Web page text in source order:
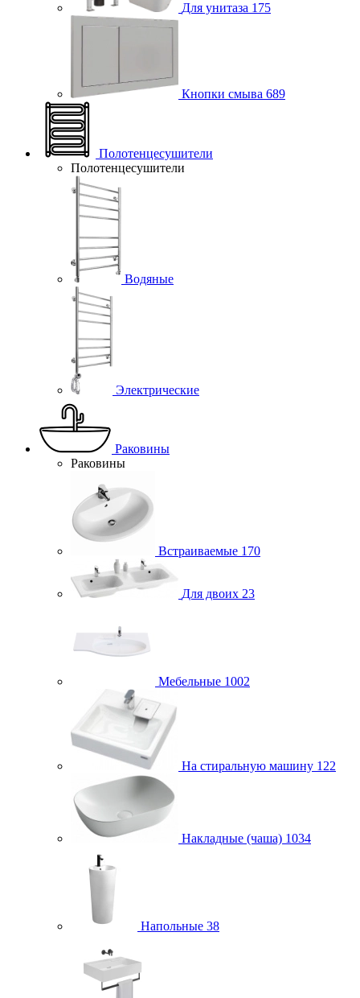
Для унитаза 175
Кнопки смыва 689
Полотенцесушители
Полотенцесушители
Водяные
Электрические
Раковины
Раковины
Встраиваемые 170
Для двоих 23
Мебельные 1002
На стиральную машину 122
Накладные (чаша) 1034
Напольные 38